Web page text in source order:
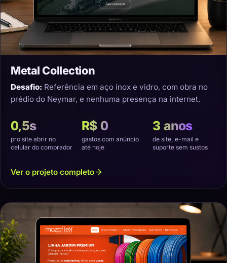
Metal Collection
Desafio: Referência em aço inox e vidro, com obra no
prédio do Neymar, e nenhuma presença na internet.
0,5s
pro site abrir no
celular do comprador
R$ 0
gastos com anúncio
até hoje
3 anos
de site, e-mail e
suporte sem sustos
Ver o projeto completo